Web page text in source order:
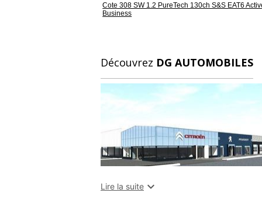
- sièges rabattus
- radar
- capteurs de distance au stationnement AR
- Bluetooth connexion téléphone
- Mémoire interne/disque dur
- Phares ellipsoïdaux
- feux de croisement LED
- Rétroviseurs extérieurs côté conducteur
Cote 308 SW 1.2 PureTech 130ch S&S EAT6
Business
Découvrez DG AUTOMOBILES
Lire la suite 